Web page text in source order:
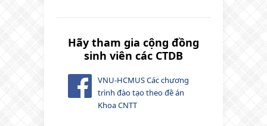
Hãy tham gia cộng đồng
sinh viên các CTDB
VNU-HCMUS Các chương
trình đào tạo theo đề án
Khoa CNTT